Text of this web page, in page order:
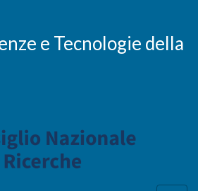
e Tecnologie della